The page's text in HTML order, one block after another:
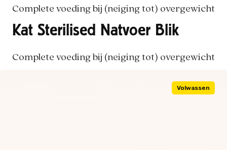
Volwassen
Complete voeding bij (neiging tot) overgewicht
Kat Sterilised Natvoer Blik
Complete voeding bij (neiging tot) overgewicht